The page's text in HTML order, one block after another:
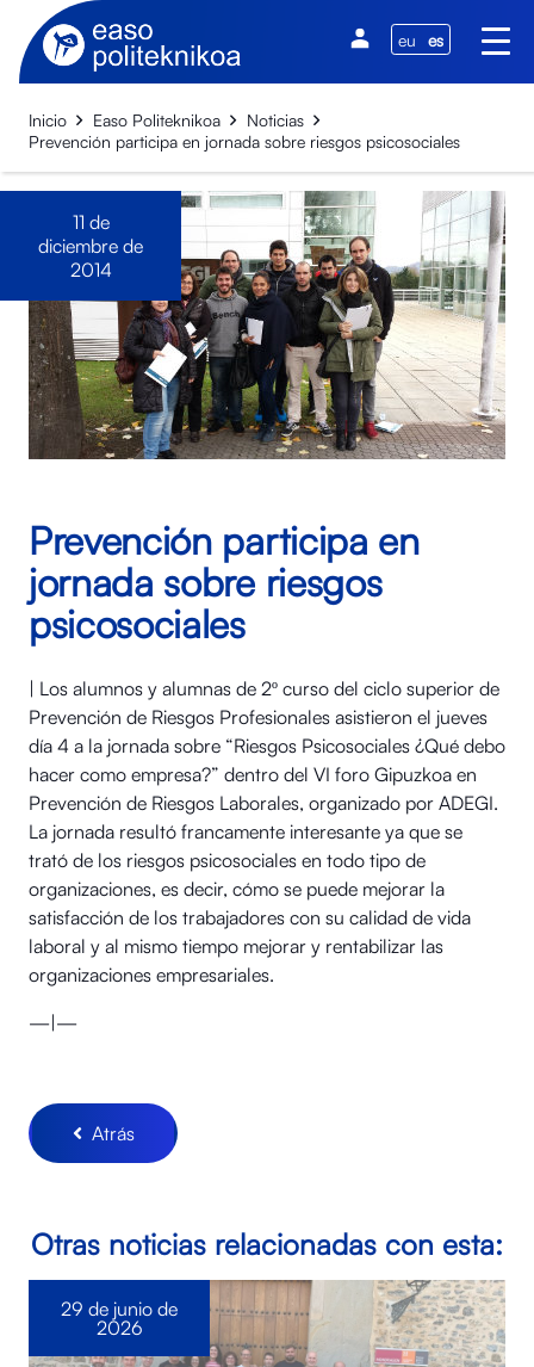
eu es
Inicio Easo Politeknikoa
Noticias
Prevención participa en jornada sobre riesgos psicosociales
11 de
diciembre de
2014
Prevención participa en
jornada sobre riesgos
psicosociales
| Los alumnos y alumnas de 2º curso del ciclo superior de
Prevención de Riesgos Profesionales asistieron el jueves
día 4 a la jornada sobre “Riesgos Psicosociales ¿Qué debo
hacer como empresa?” dentro del VI foro Gipuzkoa en
Prevención de Riesgos Laborales, organizado por ADEGI.
La jornada resultó francamente interesante ya que se
trató de los riesgos psicosociales en todo tipo de
organizaciones, es decir, cómo se puede mejorar la
satisfacción de los trabajadores con su calidad de vida
laboral y al mismo tiempo mejorar y rentabilizar las
organizaciones empresariales.
—|—
Atrás
Otras noticias relacionadas con esta:
29 de junio de
2026